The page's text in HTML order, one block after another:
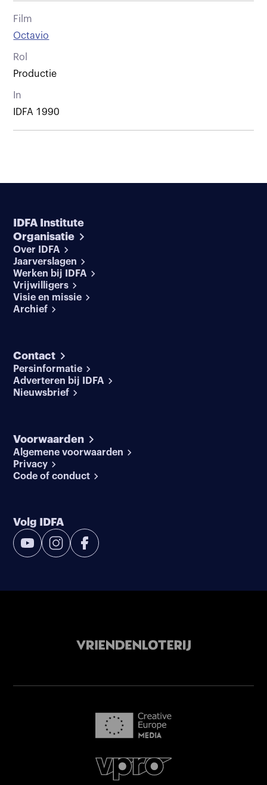
Film
Octavio
Rol
Productie
In
IDFA 1990
IDFA Institute
Organisatie
Over IDFA
Jaarverslagen
Werken bij IDFA
Vrijwilligers
Visie en missie
Archief
Contact
Persinformatie
Adverteren bij IDFA
Nieuwsbrief
Voorwaarden
Algemene voorwaarden
Privacy
Code of conduct
Volg IDFA